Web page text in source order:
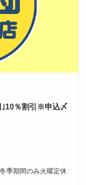
10％割引※申込〆
季期間のみ火曜定休